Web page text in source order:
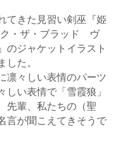
てきた見習い剣巫『姫
・ザ・ブラッド ヴ
のジャケットイラスト
した。
凛々しい表情のパーツ
しい表情で「雪霞狼」
先輩、私たちの（聖
言が聞こえてきそうで